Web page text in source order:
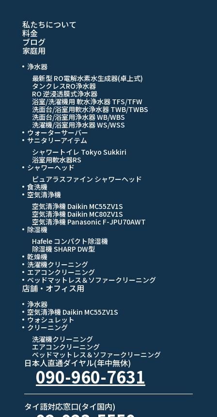
日本人直通ダイヤル(年中無休)
090-960-7631
タイ語対応窓口(タイ国内)
私たちについて
料金
ブログ
家庭用
浄水器
最新型 RO電解水素水生成器(卓上式)
タンクレスRO浄水器
RO 逆浸透膜式浄水器
浴室/洗濯機用 軟水浄水器 TFS/TFW
洗面台/浴室用軟水浄水器 TWB/TWBS
洗面台/浴室用浄水器 WB/WBS
洗濯機/浴室用浄水器 WS/WSS
ウォーターサーバー
サニタリーアイテム
シャワートイレ Tokyo Sukkiri
浴室用軟水器RS
シャワーヘッド
ピュアラスファイン シャワーヘッド
食洗機
空気清浄機
空気清浄機 Daikin MC55ZV1S
空気清浄機 Daikin MC80ZV1S
空気清浄機 Panasonic F-JPU70AWT
除湿機
Hafele コンパクト除湿機
除湿機 SHARP DW型
乾燥機
洗濯機クリーニング
エアコンクリーニング
ベッドマットレス＆ソファークリーニング
店舗・オフィス用
浄水器
空気清浄機 Daikin MC55ZV1S
ウォシュレット
クリーニング
洗濯機クリーニング
エアコンクリーニング
ベッドマットレス＆ソファークリーニング